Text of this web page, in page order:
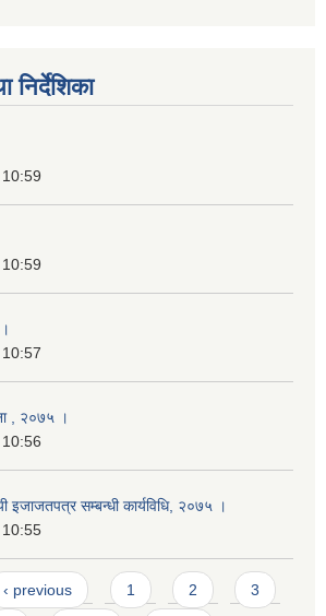
, २०७५ ।
इजाजतपत्र सम्बन्धी कार्यविधि, २०७५ ।
‹ previous 1 2 3